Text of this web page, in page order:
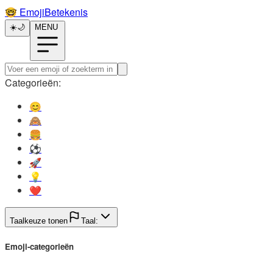
🤓️ EmojiBetekenis
☀️🌙 MENU
Categorieën:
😊️
🙈️
🍔️
⚽️
🚀️
💡️
❤️
Taalkeuze tonen Taal:
Emoji-categorieën